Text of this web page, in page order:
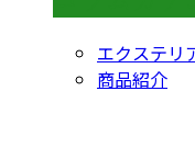
エクステリ
商品紹介